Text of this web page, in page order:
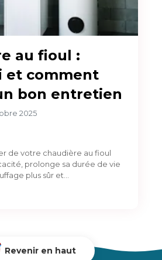
au fioul :
et comment
bon entretien
2025
de votre chaudière au fioul
prolonge sa durée de vie
plus sûr et…
Revenir en haut